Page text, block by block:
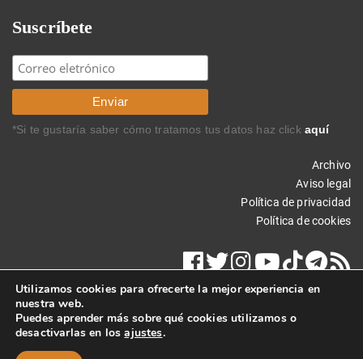
Suscríbete
*Si te gustaría saber cómo tratamos tus datos haz click aquí
Archivo
Aviso legal
Política de privacidad
Política de cookies
Copyright © 2015 Carlos Rodríguez Braun. Todos los derechos
reservados.
Utilizamos cookies para ofrecerte la mejor experiencia en
nuestra web.
Puedes aprender más sobre qué cookies utilizamos o
desactivarlas en losajustes.